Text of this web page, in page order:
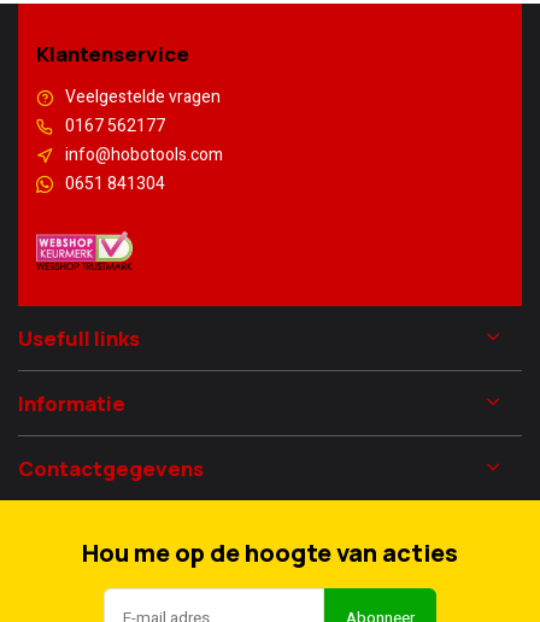
Klantenservice
Veelgestelde vragen
0167 562177
info@hobotools.com
0651 841304
Usefull links
Informatie
Contactgegevens
Hou me op de hoogte van acties